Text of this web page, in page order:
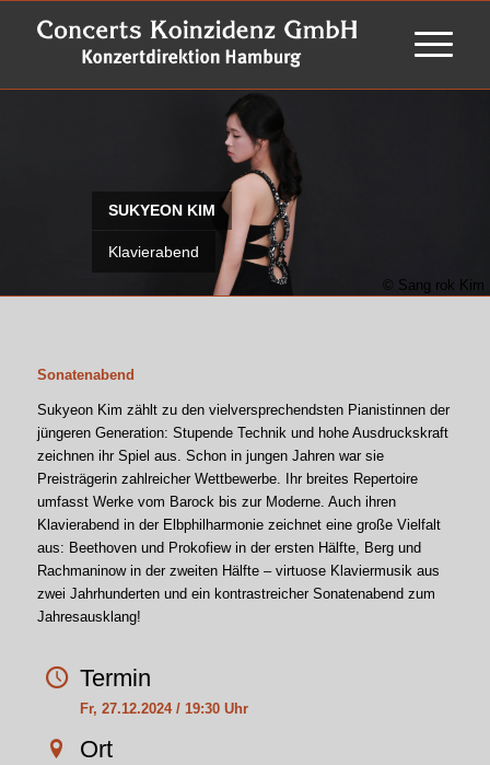
SUKYEON KIM
Klavierabend
© Sang rok Kim
Sonatenabend
Sukyeon Kim zählt zu den vielversprechendsten Pianistinnen der
jüngeren Generation: Stupende Technik und hohe Ausdruckskraft
zeichnen ihr Spiel aus. Schon in jungen Jahren war sie
Preisträgerin zahlreicher Wettbewerbe. Ihr breites Repertoire
umfasst Werke vom Barock bis zur Moderne. Auch ihren
Klavierabend in der Elbphilharmonie zeichnet eine große Vielfalt
aus: Beethoven und Prokofiew in der ersten Hälfte, Berg und
Rachmaninow in der zweiten Hälfte – virtuose Klaviermusik aus
zwei Jahrhunderten und ein kontrastreicher Sonatenabend zum
Jahresausklang!
Termin
Fr, 27.12.2024 / 19:30 Uhr
Ort